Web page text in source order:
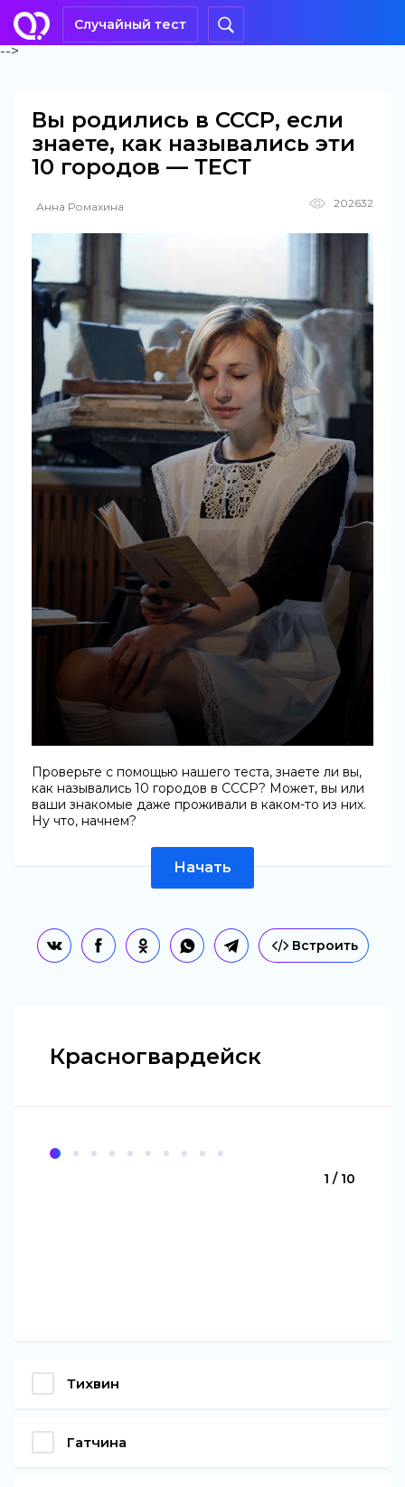
Случайный тест
-->
Вы родились в СССР, если
знаете, как назывались эти
10 городов — ТЕСТ
Анна Ромахина 202632
Проверьте с помощью нашего теста, знаете ли вы,
как назывались 10 городов в СССР? Может, вы или
ваши знакомые даже проживали в каком-то из них.
Ну что, начнем?
Начать
Встроить
Красногвардейск
1 / 10
Тихвин
Гатчина